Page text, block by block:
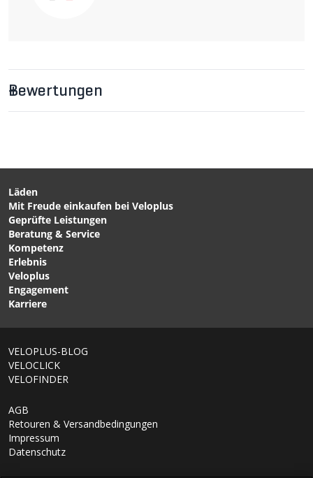
Bewertungen
Läden
Mit Freude einkaufen bei Veloplus
Geprüfte Leistungen
Beratung & Service
Kompetenz
Erlebnis
Veloplus
Engagement
Karriere
VELOPLUS-BLOG
VELOCLICK
VELOFINDER
AGB
Retouren & Versandbedingungen
Impressum
Datenschutz